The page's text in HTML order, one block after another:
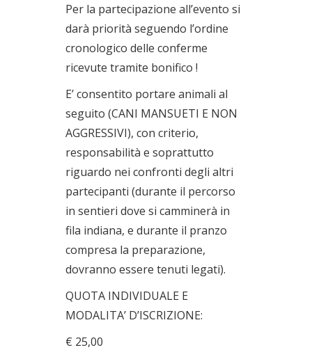
Per la partecipazione all’evento si
darà priorità seguendo l’ordine
cronologico delle conferme
ricevute tramite bonifico !
E’ consentito portare animali al
seguito (CANI MANSUETI E NON
AGGRESSIVI), con criterio,
responsabilità e soprattutto
riguardo nei confronti degli altri
partecipanti (durante il percorso
in sentieri dove si camminerà in
fila indiana, e durante il pranzo
compresa la preparazione,
dovranno essere tenuti legati).
QUOTA INDIVIDUALE E
MODALITA’ D’ISCRIZIONE:
€ 25,00